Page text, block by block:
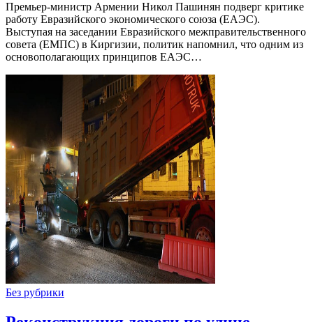
Премьер-министр Армении Никол Пашинян подверг критике
работу Евразийского экономического союза (ЕАЭС).
Выступая на заседании Евразийского межправительственного
совета (ЕМПС) в Киргизии, политик напомнил, что одним из
основополагающих принципов ЕАЭС…
Без рубрики